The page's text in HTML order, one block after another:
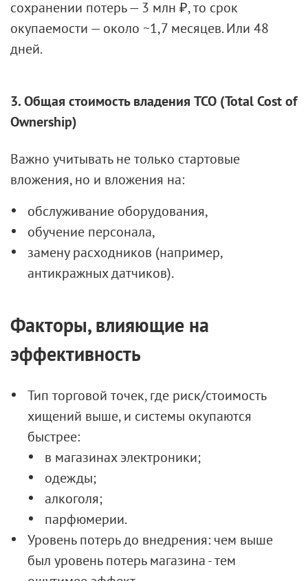
сохранении потерь — 3 млн ₽, то срок
окупаемости — около ~1,7 месяцев. Или 48
дней.
3. Общая стоимость владения TCO (Total Cost of
Ownership)
Важно учитывать не только стартовые
вложения, но и вложения на:
обслуживание оборудования,
обучение персонала,
замену расходников (например,
антикражных датчиков).
Факторы, влияющие на
эффективность
Тип торговой точек, где риск/стоимость
хищений выше, и системы окупаются
быстрее:
в магазинах электроники;
одежды;
алкоголя;
парфюмерии.
Уровень потерь до внедрения: чем выше
был уровень потерь магазина - тем